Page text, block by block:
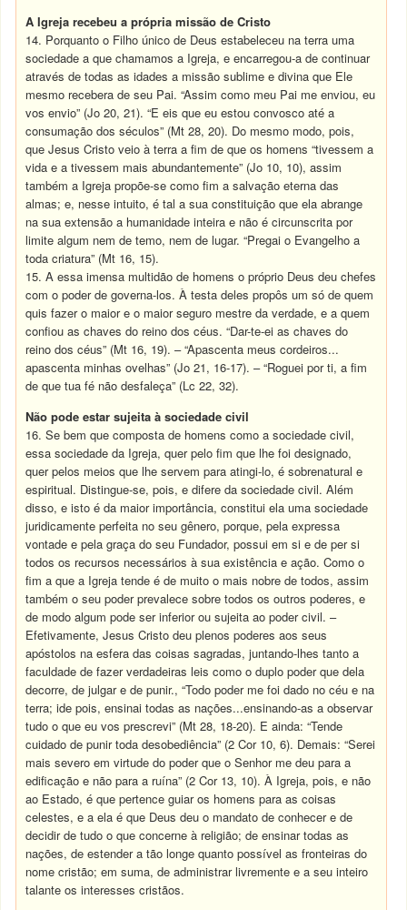
A Igreja recebeu a própria missão de Cristo
14. Porquanto o Filho único de Deus estabeleceu na terra uma
sociedade a que chamamos a Igreja, e encarregou-a de continuar
através de todas as idades a missão sublime e divina que Ele
mesmo recebera de seu Pai. “Assim como meu Pai me enviou, eu
vos envio” (Jo 20, 21). “E eis que eu estou convosco até a
consumação dos séculos” (Mt 28, 20). Do mesmo modo, pois,
que Jesus Cristo veio à terra a fim de que os homens “tivessem a
vida e a tivessem mais abundantemente” (Jo 10, 10), assim
também a Igreja propõe-se como fim a salvação eterna das
almas; e, nesse intuito, é tal a sua constituição que ela abrange
na sua extensão a humanidade inteira e não é circunscrita por
limite algum nem de temo, nem de lugar. “Pregai o Evangelho a
toda criatura” (Mt 16, 15).
15. A essa imensa multidão de homens o próprio Deus deu chefes
com o poder de governa-los. À testa deles propôs um só de quem
quis fazer o maior e o maior seguro mestre da verdade, e a quem
confiou as chaves do reino dos céus. “Dar-te-ei as chaves do
reino dos céus” (Mt 16, 19). – “Apascenta meus cordeiros...
apascenta minhas ovelhas” (Jo 21, 16-17). – “Roguei por ti, a fim
de que tua fé não desfaleça” (Lc 22, 32).
Não pode estar sujeita à sociedade civil
16. Se bem que composta de homens como a sociedade civil,
essa sociedade da Igreja, quer pelo fim que lhe foi designado,
quer pelos meios que lhe servem para atingi-lo, é sobrenatural e
espiritual. Distingue-se, pois, e difere da sociedade civil. Além
disso, e isto é da maior importância, constitui ela uma sociedade
juridicamente perfeita no seu gênero, porque, pela expressa
vontade e pela graça do seu Fundador, possui em si e de per si
todos os recursos necessários à sua existência e ação. Como o
fim a que a Igreja tende é de muito o mais nobre de todos, assim
também o seu poder prevalece sobre todos os outros poderes, e
de modo algum pode ser inferior ou sujeita ao poder civil. –
Efetivamente, Jesus Cristo deu plenos poderes aos seus
apóstolos na esfera das coisas sagradas, juntando-lhes tanto a
faculdade de fazer verdadeiras leis como o duplo poder que dela
decorre, de julgar e de punir., “Todo poder me foi dado no céu e na
terra; ide pois, ensinai todas as nações...ensinando-as a observar
tudo o que eu vos prescrevi” (Mt 28, 18-20). E ainda: “Tende
cuidado de punir toda desobediência” (2 Cor 10, 6). Demais: “Serei
mais severo em virtude do poder que o Senhor me deu para a
edificação e não para a ruína” (2 Cor 13, 10). À Igreja, pois, e não
ao Estado, é que pertence guiar os homens para as coisas
celestes, e a ela é que Deus deu o mandato de conhecer e de
decidir de tudo o que concerne à religião; de ensinar todas as
nações, de estender a tão longe quanto possível as fronteiras do
nome cristão; em suma, de administrar livremente e a seu inteiro
talante os interesses cristãos.